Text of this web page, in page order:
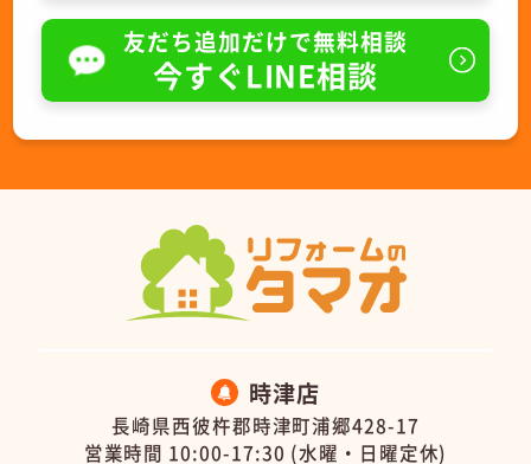
友だち追加だけで無料相談
今すぐLINE相談
時津店
長崎県西彼杵郡時津町浦郷428-17
営業時間 10:00-17:30 (水曜・日曜定休)